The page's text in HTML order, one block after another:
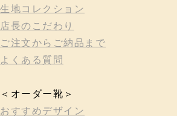
生地コレクション
店長のこだわり
ご注文からご納品まで
よくある質問
＜オーダー靴＞
おすすめデザイン